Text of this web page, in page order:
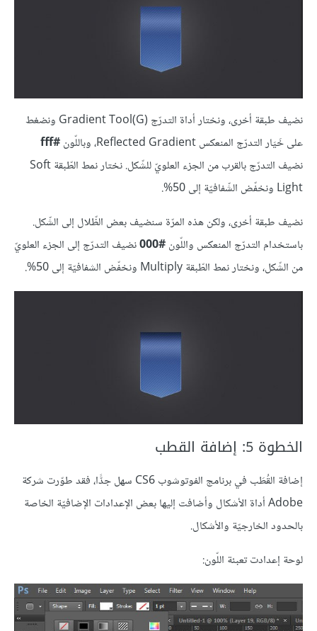
نضيف طبقة أخرى، ونختار أداة التدرّج (Gradient Tool(G ونضغط
على خَيَار التدرّج المنعكس Reflected Gradient، وباللّون
#fff
نضيف التدرّج بالقرب من الجزء العلويّ للشّكل. نختار نمط الطّبقة Soft
Light ونخفّض الشّفافيّة إلى 50%.
نضيف طبقة أخرى، ولكن هذه المرّة سنضيف بعض الظّلال إلى الشّكل.
باستخدام التدرّج المنعكس واللّون#000
نضيف التدرّج إلى الجزء العلويّ
من الشّكل، ونختار نمط الطّبقة Multiply ونخفّض الشفافيّة إلى 50%.
الخطوة 5: إضافة القطب
إضافة القُطَب في برنامج الفوتوشوب CS6 سهل جدًّا، فقد طوّرت شركة
Adobe أداة الأشكال وأضافت إليها بعض الإعدادات الإضافيّة الخاصة
بالحدود الخارجيّة والأشكال.
لوحة إعدادت تعبئة اللّون: